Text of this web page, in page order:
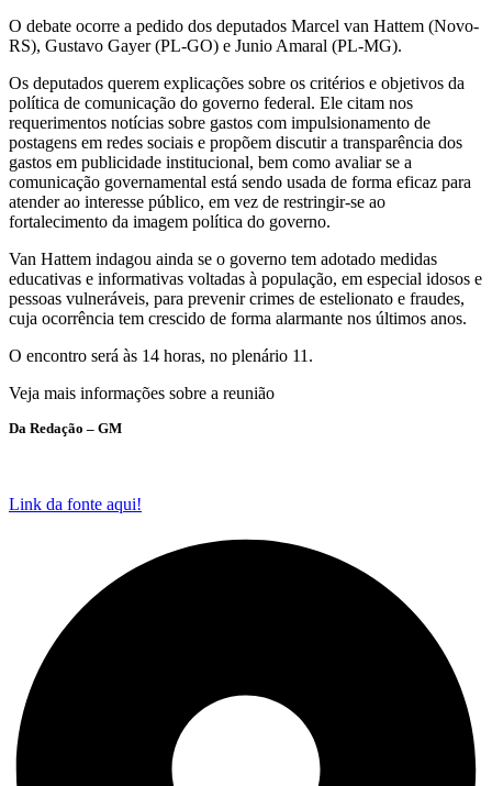
O debate ocorre a pedido dos deputados Marcel van Hattem (Novo-
RS), Gustavo Gayer (PL-GO) e Junio Amaral (PL-MG).
Os deputados querem explicações sobre os critérios e objetivos da
política de comunicação do governo federal. Ele citam nos
requerimentos notícias sobre gastos com impulsionamento de
postagens em redes sociais e propõem discutir a transparência dos
gastos em publicidade institucional, bem como avaliar se a
comunicação governamental está sendo usada de forma eficaz para
atender ao interesse público, em vez de restringir-se ao
fortalecimento da imagem política do governo.
Van Hattem indagou ainda se o governo tem adotado medidas
educativas e informativas voltadas à população, em especial idosos e
pessoas vulneráveis, para prevenir crimes de estelionato e fraudes,
cuja ocorrência tem crescido de forma alarmante nos últimos anos.
O encontro será às 14 horas, no plenário 11.
Veja mais informações sobre a reunião
Da Redação – GM
Link da fonte aqui!